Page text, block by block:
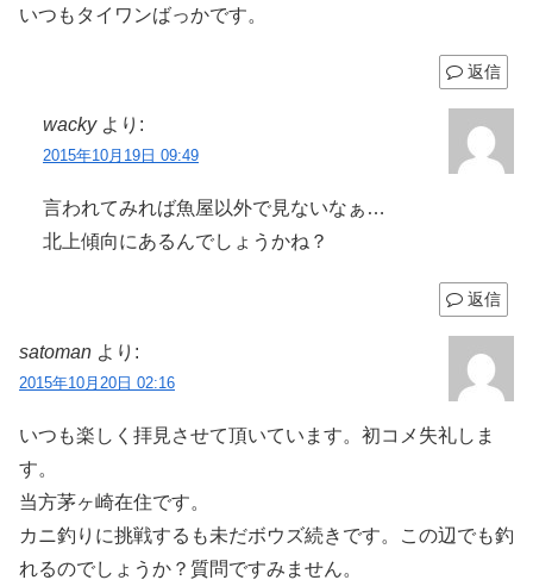
いつもタイワンばっかです。
返信
wacky より:
2015年10月19日 09:49
言われてみれば魚屋以外で見ないなぁ…
北上傾向にあるんでしょうかね？
返信
satoman より:
2015年10月20日 02:16
いつも楽しく拝見させて頂いています。初コメ失礼しま
す。
当方茅ヶ崎在住です。
カニ釣りに挑戦するも未だボウズ続きです。この辺でも釣
れるのでしょうか？質問ですみません。